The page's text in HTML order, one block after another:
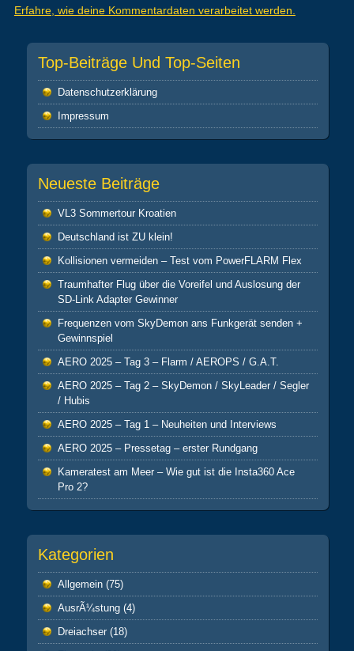
Erfahre, wie deine Kommentardaten verarbeitet werden.
Top-Beiträge Und Top-Seiten
Datenschutz­erklärung
Impressum
Neueste Beiträge
VL3 Sommertour Kroatien
Deutschland ist ZU klein!
Kollisionen vermeiden – Test vom PowerFLARM Flex
Traumhafter Flug über die Voreifel und Auslosung der
SD-Link Adapter Gewinner
Frequenzen vom SkyDemon ans Funkgerät senden +
Gewinnspiel
AERO 2025 – Tag 3 – Flarm / AEROPS / G.A.T.
AERO 2025 – Tag 2 – SkyDemon / SkyLeader / Segler
/ Hubis
AERO 2025 – Tag 1 – Neuheiten und Interviews
AERO 2025 – Pressetag – erster Rundgang
Kameratest am Meer – Wie gut ist die Insta360 Ace
Pro 2?
Kategorien
Allgemein(75)
AusrÃ¼stung(4)
Dreiachser(18)